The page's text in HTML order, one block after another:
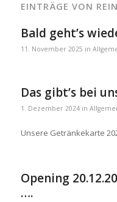
EINTRÄGE VON
Bald geht’s
11. November 2025 in
Das gibt’s bei
1. Dezember 2024 in
Unsere Getränkekarte
Opening
….